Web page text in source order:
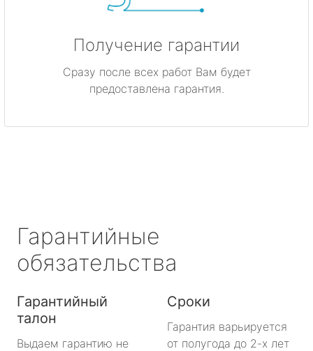
Получение гарантии
Сразу после всех работ Вам будет
предоставлена гарантия.
Гарантийные
обязательства
Гарантийный
талон
Выдаем гарантию не
Сроки
Гарантия варьируется
от полугода до 2-х лет